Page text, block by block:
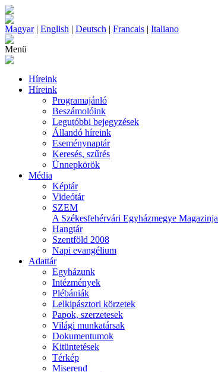
Magyar| English | Deutsch | Francais | Italiano
Menü
Híreink
Híreink
Programajánló
Beszámolóink
Legutóbbi bejegyzések
Állandó híreink
Eseménynaptár
Keresés, szűrés
Ünnepkörök
Média
Képtár
Videótár
SZEM
A Székesfehérvári Egyházmegye Magazinja
Hangtár
Szentföld 2008
Napi evangélium
Adattár
Egyházunk
Intézmények
Plébániák
Lelkipásztori körzetek
Papok, szerzetesek
Világi munkatársak
Dokumentumok
Kitüntetések
Térkép
Miserend